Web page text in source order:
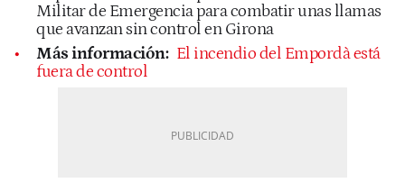
Militar de Emergencia para combatir unas llamas
que avanzan sin control en Girona
Más información: El incendio del Empordà está
fuera de control